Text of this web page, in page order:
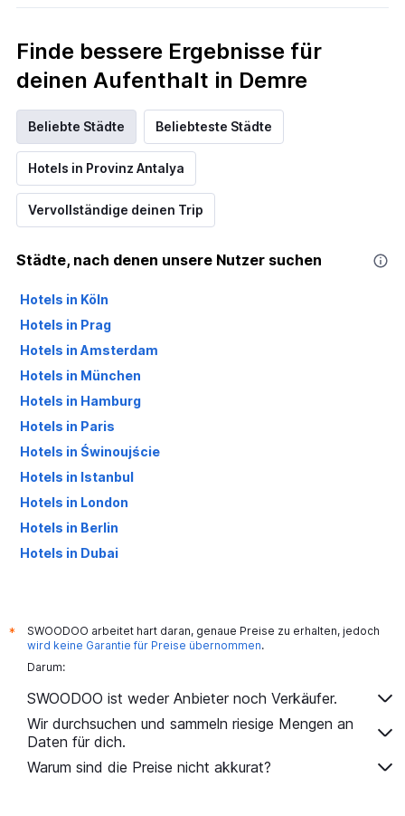
Finde bessere Ergebnisse für
deinen Aufenthalt in Demre
Beliebte Städte Beliebteste Städte
Hotels in Provinz Antalya
Vervollständige deinen Trip
Städte, nach denen unsere Nutzer suchen
Hotels in Köln
Hotels in Prag
Hotels in Amsterdam
Hotels in München
Hotels in Hamburg
Hotels in Paris
Hotels in Świnoujście
Hotels in Istanbul
Hotels in London
Hotels in Berlin
Hotels in Dubai
*
SWOODOO arbeitet hart daran, genaue Preise zu erhalten, jedoch
wird keine Garantie für Preise übernommen.
Darum:
SWOODOO ist weder Anbieter noch Verkäufer.
Wir durchsuchen und sammeln riesige Mengen an
Daten für dich.
Warum sind die Preise nicht akkurat?